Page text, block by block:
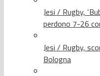
Jesi / Rugby,
perdono 7-26
Jesi / Rugby,
Bologna